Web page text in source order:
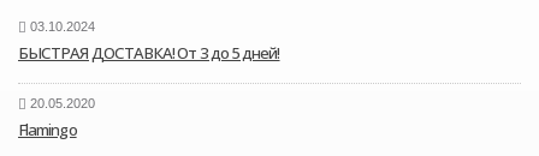
03.10.2024
БЫСТРАЯ ДОСТАВКА! От 3 до 5 дней!
20.05.2020
Flamingo